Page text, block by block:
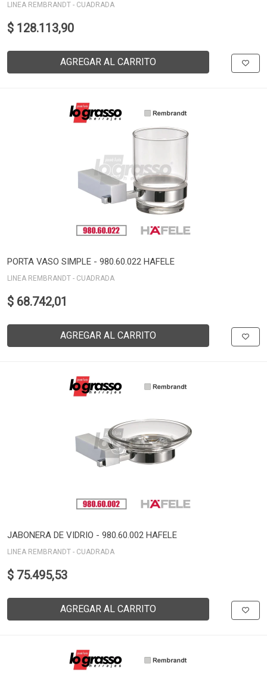
LINEA REMBRANDT - CUADRADA
$ 128.113,90
AGREGAR AL CARRITO
PORTA VASO SIMPLE - 980.60.022 HAFELE
LINEA REMBRANDT - CUADRADA
$ 68.742,01
AGREGAR AL CARRITO
JABONERA DE VIDRIO - 980.60.002 HAFELE
LINEA REMBRANDT - CUADRADA
$ 75.495,53
AGREGAR AL CARRITO